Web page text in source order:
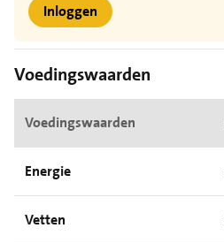
Inloggen
Voedingswaarden
Voedingswaarden
Energie
Vetten